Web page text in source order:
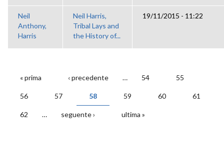
Neil
Anthony,
Harris
Neil Harris,
Tribal Lays and
the History of...
19/11/2015 - 11:22
PAGINE
« prima ‹ precedente … 54 55
56 57 58 59 60 61
62 … seguente › ultima »